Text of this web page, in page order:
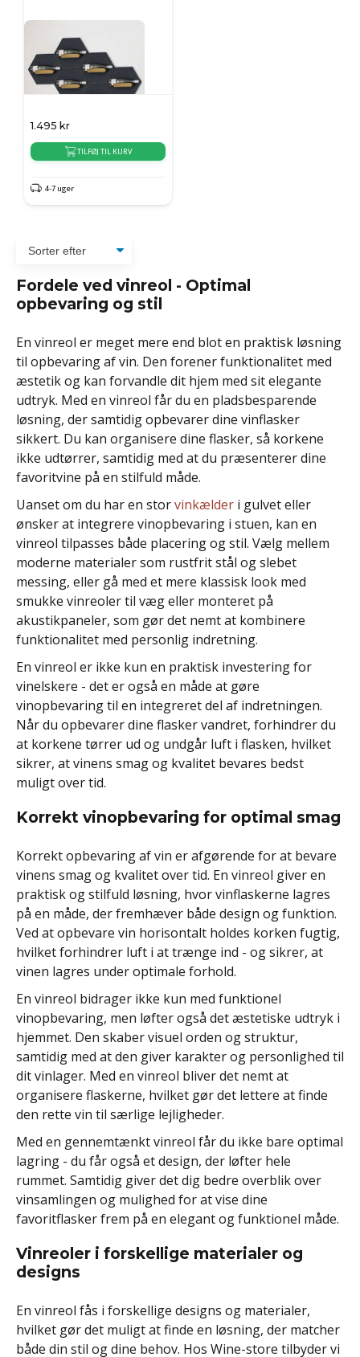
1.495 kr
TILFØJ TIL KURV
4-7 uger
Fordele ved vinreol - Optimal
opbevaring og stil
En vinreol er meget mere end blot en praktisk løsning
til opbevaring af vin. Den forener funktionalitet med
æstetik og kan forvandle dit hjem med sit elegante
udtryk. Med en vinreol får du en pladsbesparende
løsning, der samtidig opbevarer dine vinflasker
sikkert. Du kan organisere dine flasker, så korkene
ikke udtørrer, samtidig med at du præsenterer dine
favoritvine på en stilfuld måde.
Uanset om du har en storvinkælder i gulvet eller
ønsker at integrere vinopbevaring i stuen, kan en
vinreol tilpasses både placering og stil. Vælg mellem
moderne materialer som rustfrit stål og slebet
messing, eller gå med et mere klassisk look med
smukke vinreoler til væg eller monteret på
akustikpaneler, som gør det nemt at kombinere
funktionalitet med personlig indretning.
En vinreol er ikke kun en praktisk investering for
vinelskere - det er også en måde at gøre
vinopbevaring til en integreret del af indretningen.
Når du opbevarer dine flasker vandret, forhindrer du
at korkene tørrer ud og undgår luft i flasken, hvilket
sikrer, at vinens smag og kvalitet bevares bedst
muligt over tid.
Korrekt vinopbevaring for optimal smag
Korrekt opbevaring af vin er afgørende for at bevare
vinens smag og kvalitet over tid. En vinreol giver en
praktisk og stilfuld løsning, hvor vinflaskerne lagres
på en måde, der fremhæver både design og funktion.
Ved at opbevare vin horisontalt holdes korken fugtig,
hvilket forhindrer luft i at trænge ind - og sikrer, at
vinen lagres under optimale forhold.
En vinreol bidrager ikke kun med funktionel
vinopbevaring, men løfter også det æstetiske udtryk i
hjemmet. Den skaber visuel orden og struktur,
samtidig med at den giver karakter og personlighed til
dit vinlager. Med en vinreol bliver det nemt at
organisere flaskerne, hvilket gør det lettere at finde
den rette vin til særlige lejligheder.
Med en gennemtænkt vinreol får du ikke bare optimal
lagring - du får også et design, der løfter hele
rummet. Samtidig giver det dig bedre overblik over
vinsamlingen og mulighed for at vise dine
favoritflasker frem på en elegant og funktionel måde.
Vinreoler i forskellige materialer og
designs
En vinreol fås i forskellige designs og materialer,
hvilket gør det muligt at finde en løsning, der matcher
både din stil og dine behov. Hos Wine-store tilbyder vi